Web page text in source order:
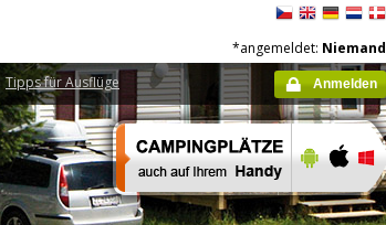
Tipps für Ausflüge
*angemeldet: Niemand
Anmelden